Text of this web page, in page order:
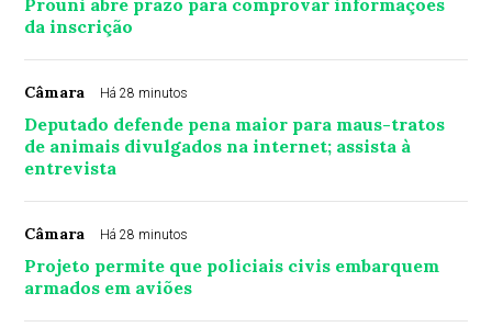
da inscrição
Câmara Há 28 minutos
Deputado defende pena maior para maus-tratos
de animais divulgados na internet; assista à
entrevista
Câmara Há 28 minutos
Projeto permite que policiais civis embarquem
armados em aviões